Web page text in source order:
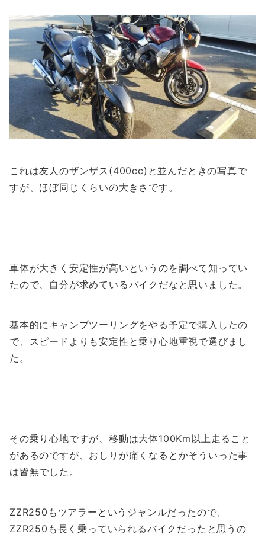
これは友人のザンザス(400cc)と並んだときの写真で
すが、ほぼ同じくらいの大きさです。
車体が大きく安定性が高いというのを調べて知ってい
たので、自分が求めているバイクだなと思いました。
基本的にキャンプツーリングをやる予定で購入したの
で、スピードよりも安定性と乗り心地重視で選びまし
た。
その乗り心地ですが、移動は大体100Km以上走ること
があるのですが、おしりが痛くなるとかそういった事
は皆無でした。
ZZR250もツアラーというジャンルだったので、
ZZR250も長く乗っていられるバイクだったと思うの